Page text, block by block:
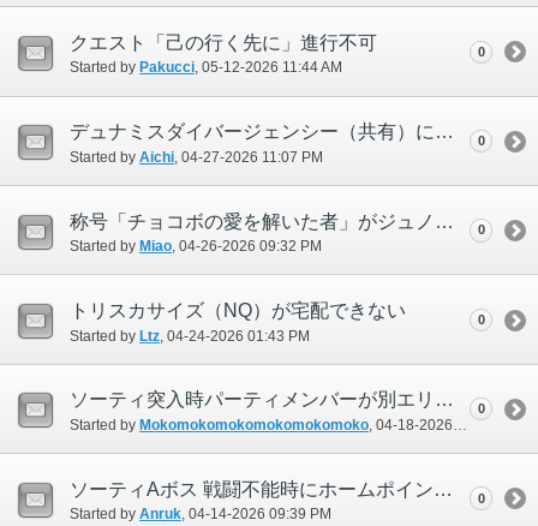
クエスト「己の行く先に」進行不可
Started by Pakucci‎, 05-12-2026 11:44 AM
0
デュナミスダイバージェンシー（共有）に於いてMPKが可能になっている
Started by Aichi ‎, 04-27-2026 11:07 PM
0
称号「チョコボの愛を解いた者」がジュノ下層の称号変更NPCのリストに反映されない
Started by Miao‎, 04-26-2026 09:32 PM
0
トリスカサイズ（NQ）が宅配できない
Started by Ltz ‎, 04-24-2026 01:43 PM
0
ソーティ突入時パーティメンバーが別エリアに転送されることがある
Started by Mokomokomokomokomokomoko‎, 04-18-2026 11:45 PM
0
ソーティAボス 戦闘不能時にホームポイントへ戻ると毒状態が継続
Started by Anruk‎, 04-14-2026 09:39 PM
0